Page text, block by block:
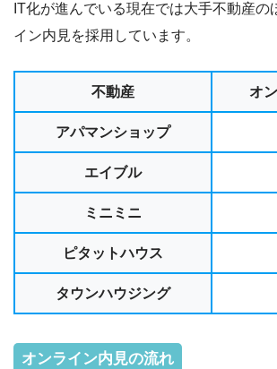
IT化が進んでいる現在では大手不動産の
イン内見を採用しています。
不動産 オ
アパマンショップ
エイブル
ミニミニ
ピタットハウス
タウンハウジング
オンライン内見の流れ